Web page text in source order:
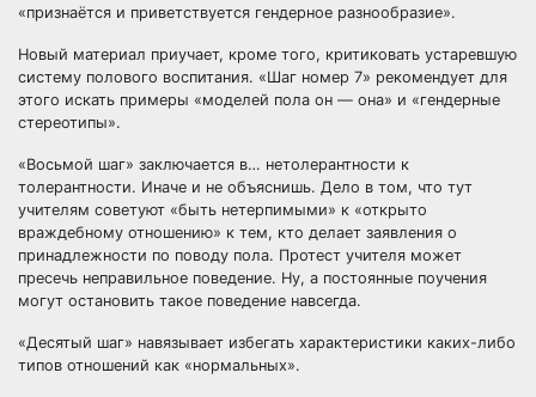
«признаётся и приветствуется гендерное разнообразие».
Новый материал приучает, кроме того, критиковать устаревшую
систему полового воспитания. «Шаг номер 7» рекомендует для
этого искать примеры «моделей пола он — она» и «гендерные
стереотипы».
«Восьмой шаг» заключается в… нетолерантности к
толерантности. Иначе и не объяснишь. Дело в том, что тут
учителям советуют «быть нетерпимыми» к «открыто
враждебному отношению» к тем, кто делает заявления о
принадлежности по поводу пола. Протест учителя может
пресечь неправильное поведение. Ну, а постоянные поучения
могут остановить такое поведение навсегда.
«Десятый шаг» навязывает избегать характеристики каких-либо
типов отношений как «нормальных».